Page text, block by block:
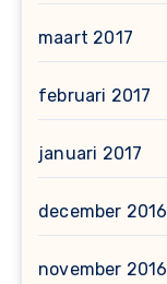
maart 2017
februari 2017
januari 2017
december 2016
november 2016